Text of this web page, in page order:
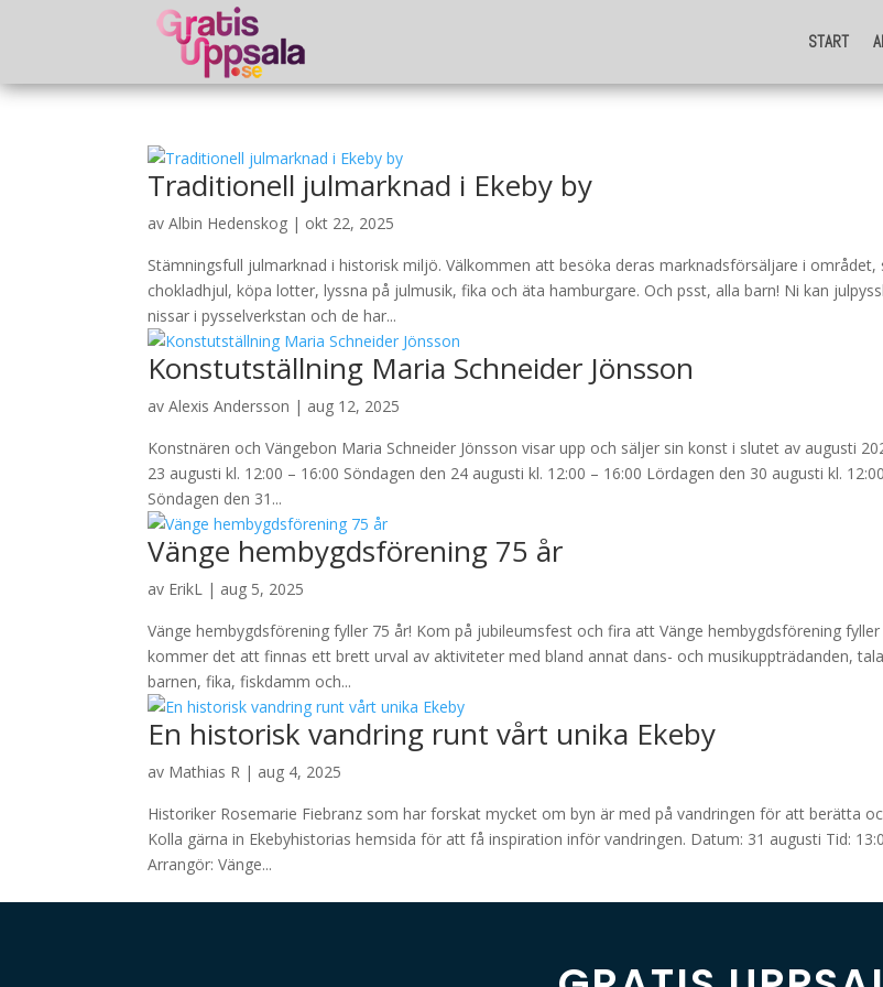
START
START
Traditionell julmarknad i Ekeby by
avAlbin Hedenskog | okt 22, 2025
Stämningsfull julmarknad i historisk miljö. Välkommen att besöka deras marknadsförsäljare i området,
chokladhjul, köpa lotter, lyssna på julmusik, fika och äta hamburgare. Och psst, alla barn! Ni kan
nissar i pysselverkstan och de har...
Konstutställning Maria Schneider Jönsson
avAlexis Andersson | aug 12, 2025
Konstnären och Vängebon Maria Schneider Jönsson visar upp och säljer sin konst i slutet av augusti
23 augusti kl. 12:00 – 16:00 Söndagen den 24 augusti kl. 12:00 – 16:00 Lördagen den 30 augusti kl.
Söndagen den 31...
Vänge hembygdsförening 75 år
av ErikL | aug 5, 2025
Vänge hembygdsförening fyller 75 år! Kom på jubileumsfest och fira att Vänge hembygdsförening fyller
kommer det att finnas ett brett urval av aktiviteter med bland annat dans- och musikuppträdanden,
barnen, fika, fiskdamm och...
En historisk vandring runt vårt unika Ekeby
av Mathias R | aug 4, 2025
Historiker Rosemarie Fiebranz som har forskat mycket om byn är med på vandringen för att berätta
Kolla gärna in Ekebyhistorias hemsida för att få inspiration inför vandringen. Datum: 31 augusti Tid:
Arrangör: Vänge...